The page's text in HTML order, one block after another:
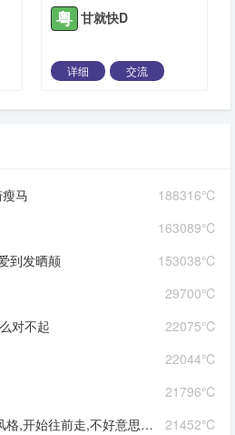
粤 甘就快D
详细
交流
188316℃
马
163089℃
153038℃
到发晒颠
29700℃
22075℃
对不起
22044℃
21796℃
21452℃
走,不好意思啊这一次,我一定要赢